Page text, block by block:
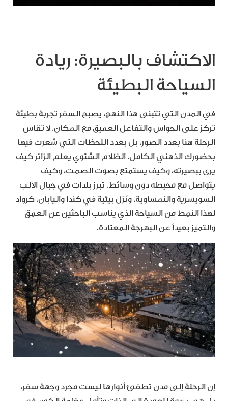
الاكتشاف بالبصيرة: ريادة
السياحة البطيئة
في المدن التي تتبنى هذا النهج، يصبح السفر تجربة بطيئة
تركز على الحواس والتفاعل العميق مع المكان. لا تقاس
الرحلة هنا بعدد الصور، بل بعدد اللحظات التي شعرت فيها
بحضورك الذهني الكامل. الظلام الشتوي يعلم الزائر كيف
يرى ببصيرته، وكيف يستمتع بصوت الصمت، وكيف
يتواصل مع محيطه دون وسائط. تبرز بلدات في جبال الألب
السويسرية والنمساوية، ونُزل بيئية في كندا واليابان، كرواد
لهذا النمط من السياحة الذي يناسب الباحثين عن العمق
والتميز بعيداً عن البهرجة المعتادة.
إن الرحلة إلى مدن تطفئ أنوارها ليست مجرد وجهة سفر،